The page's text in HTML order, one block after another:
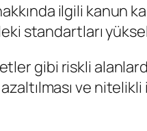
ilgili kanun
standartları
gibi riskli
ve nitelikli